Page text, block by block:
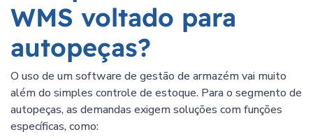
WMS voltado para
autopeças?
O uso de um software de gestão de armazém vai muito
além do simples controle de estoque. Para o segmento de
autopeças, as demandas exigem soluções com funções
específicas, como: